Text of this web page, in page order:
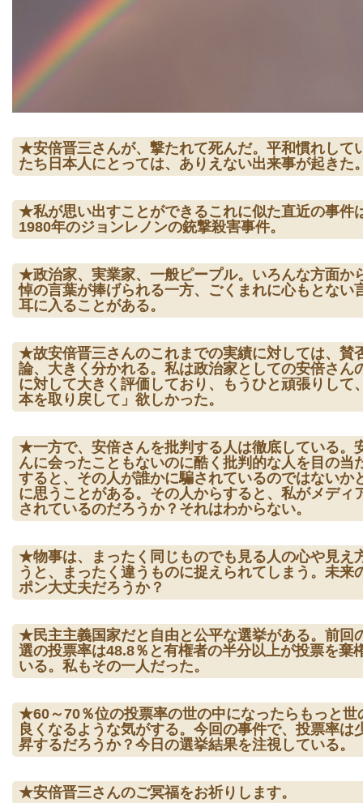
★安倍晋三さんが、撃たれて死んだ。平和慣れして
たち日本人にとっては、ありえない出来事が起きた
★私が思い出すことができるこれに似た直近の事件
1980年のジョンレノンの銃撃殺害事件。
★政治家、実業家、一般ピープル。いろんな方面か
悼の言葉が捧げられる一方、ごくまれに心もとない
耳に入ることがある。
★故安倍晋三さんのこれまでの実績に対しては、賛
論、大きく分かれる。私は政治家としての安倍さん
に対して大きく評価しており、もうひと頑張りして
本を取り戻して」欲しかった。
★一方で、安倍さんを批判する人は徹底している。
んに会ったこともないのに酷く批判的な人を目の当
すると、その人が誰かに騙されているのではないか
に思うことがある。その人からすると、私がメディ
されているのだろうか？それはわからない。
★物事は、まったく同じものでも見る人の心や見え
うと、まったく違うものに捉えられてしまう。未来
ポン大丈夫だろうか？
★民主主義国家だと自由と公平な選挙がある。前回
選の投票率は48.8％と有権者の半分以上が投票を棄
いる。私もその一人だった。
★60～70％位の投票率の世の中になったらもっと世
良くなるような気がする。今回の事件で、投票率は
昇するだろうか？今日の選挙結果を注視している。
★安倍晋三さんのご冥福をお祈りします。